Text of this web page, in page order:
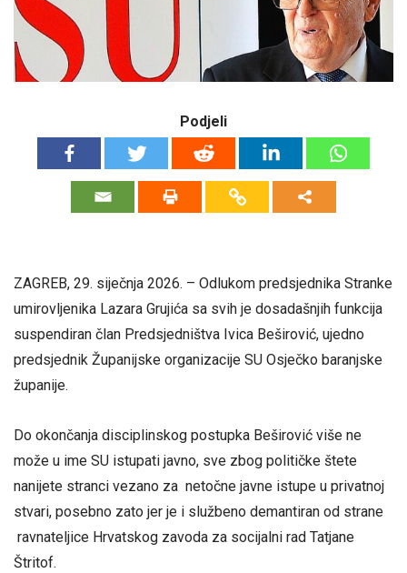
Podjeli
ZAGREB, 29. siječnja 2026. – Odlukom predsjednika Stranke
umirovljenika Lazara Grujića sa svih je dosadašnjih funkcija
suspendiran član Predsjedništva Ivica Beširović, ujedno
predsjednik Županijske organizacije SU Osječko baranjske
županije.
Do okončanja disciplinskog postupka Beširović više ne
može u ime SU istupati javno, sve zbog političke štete
nanijete stranci vezano za netočne javne istupe u privatnoj
stvari, posebno zato jer je i službeno demantiran od strane
ravnateljice Hrvatskog zavoda za socijalni rad Tatjane
Štritof.